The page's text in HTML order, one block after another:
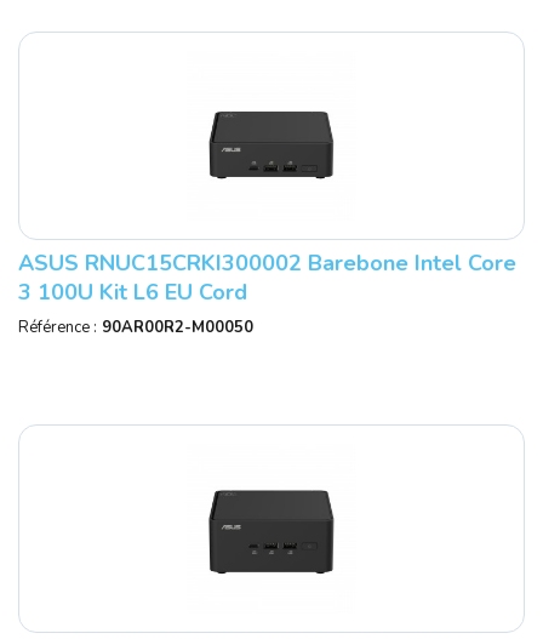
ASUS RNUC15CRKI300002 Barebone Intel Core
3 100U Kit L6 EU Cord
Référence : 90AR00R2-M00050